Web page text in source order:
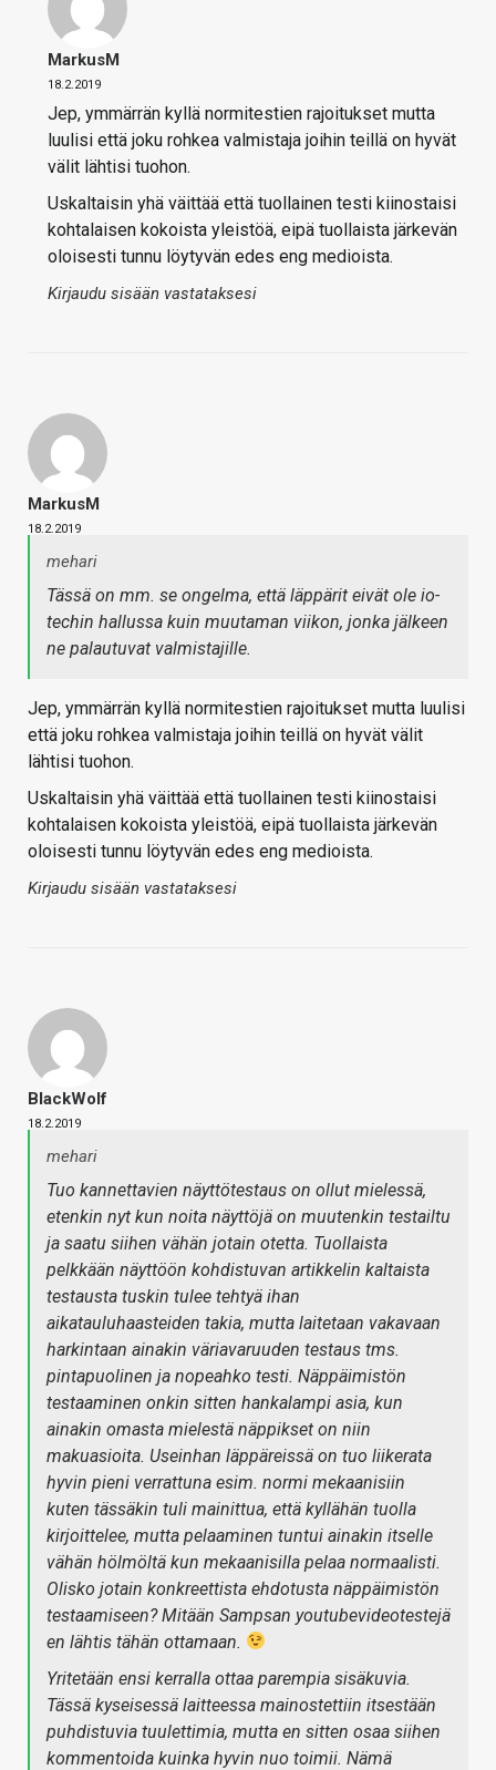
MarkusM
18.2.2019
Jep, ymmärrän kyllä normitestien rajoitukset mutta
luulisi että joku rohkea valmistaja joihin teillä on hyvät
välit lähtisi tuohon.
Uskaltaisin yhä väittää että tuollainen testi kiinostaisi
kohtalaisen kokoista yleistöä, eipä tuollaista järkevän
oloisesti tunnu löytyvän edes eng medioista.
Kirjaudu sisään vastataksesi
MarkusM
18.2.2019
mehari
Tässä on mm. se ongelma, että läppärit eivät ole io-
techin hallussa kuin muutaman viikon, jonka jälkeen
ne palautuvat valmistajille.
Jep, ymmärrän kyllä normitestien rajoitukset mutta luulisi
että joku rohkea valmistaja joihin teillä on hyvät välit
lähtisi tuohon.
Uskaltaisin yhä väittää että tuollainen testi kiinostaisi
kohtalaisen kokoista yleistöä, eipä tuollaista järkevän
oloisesti tunnu löytyvän edes eng medioista.
Kirjaudu sisään vastataksesi
BlackWolf
18.2.2019
mehari
Tuo kannettavien näyttötestaus on ollut mielessä,
etenkin nyt kun noita näyttöjä on muutenkin testailtu
ja saatu siihen vähän jotain otetta. Tuollaista
pelkkään näyttöön kohdistuvan artikkelin kaltaista
testausta tuskin tulee tehtyä ihan
aikatauluhaasteiden takia, mutta laitetaan vakavaan
harkintaan ainakin väriavaruuden testaus tms.
pintapuolinen ja nopeahko testi. Näppäimistön
testaaminen onkin sitten hankalampi asia, kun
ainakin omasta mielestä näppikset on niin
makuasioita. Useinhan läppäreissä on tuo liikerata
hyvin pieni verrattuna esim. normi mekaanisiin
kuten tässäkin tuli mainittua, että kyllähän tuolla
kirjoittelee, mutta pelaaminen tuntui ainakin itselle
vähän hölmöltä kun mekaanisilla pelaa normaalisti.
Olisko jotain konkreettista ehdotusta näppäimistön
testaamiseen? Mitään Sampsan youtubevideotestejä
en lähtis tähän ottamaan.
Yritetään ensi kerralla ottaa parempia sisäkuvia.
Tässä kyseisessä laitteessa mainostettiin itsestään
puhdistuvia tuulettimia, mutta en sitten osaa siihen
kommentoida kuinka hyvin nuo toimii. Nämä